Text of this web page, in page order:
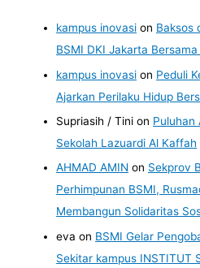
kampus inovasi on Baksos
BSMI DKI Jakarta
kampus inovasi on Peduli
Ajarkan Perilaku Hidup
Supriasih / Tini on Puluhan
Sekolah Lazuardi Al Kaffah
AHMAD AMIN on Sekprov
Perhimpunan BSMI,
Membangun Solidaritas
eva on BSMI Gelar
Sekitar kampus INSTITUT